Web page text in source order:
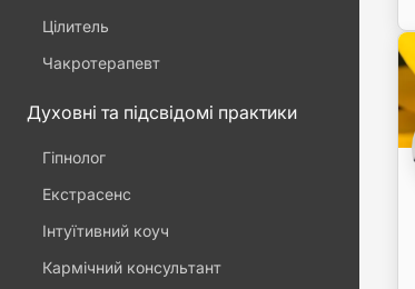
Цілитель
Чакротерапевт
Духовні та підсвідомі практики
Гіпнолог
Екстрасенс
Інтуїтивний коуч
Кармічний консультант